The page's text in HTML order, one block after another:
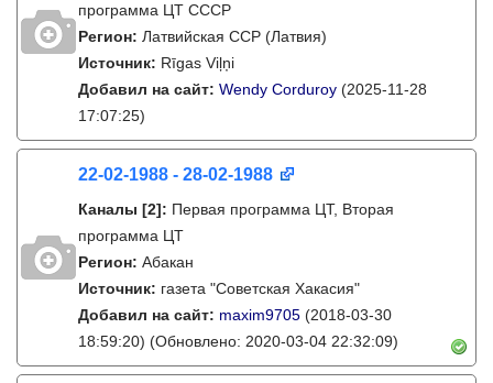
программа ЦТ СССР
Регион: Латвийская ССР (Латвия)
Источник: Rīgas Viļņi
Добавил на сайт: Wendy Corduroy (2025-11-28
17:07:25)
22-02-1988 - 28-02-1988
Каналы [2]: Первая программа ЦТ, Вторая
программа ЦТ
Регион: Абакан
Источник: газета "Советская Хакасия"
Добавил на сайт: maxim9705 (2018-03-30
18:59:20) (Обновлено: 2020-03-04 22:32:09)